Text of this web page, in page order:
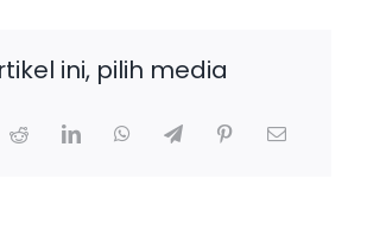
ini, pilih media